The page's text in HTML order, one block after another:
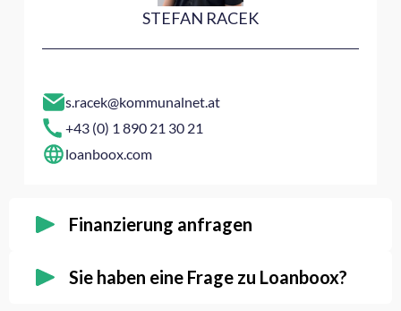
STEFAN RACEK
s.racek@kommunalnet.at
+43 (0) 1 890 21 30 21
loanboox.com
Finanzierung anfragen
Sie haben eine Frage zu Loanboox?